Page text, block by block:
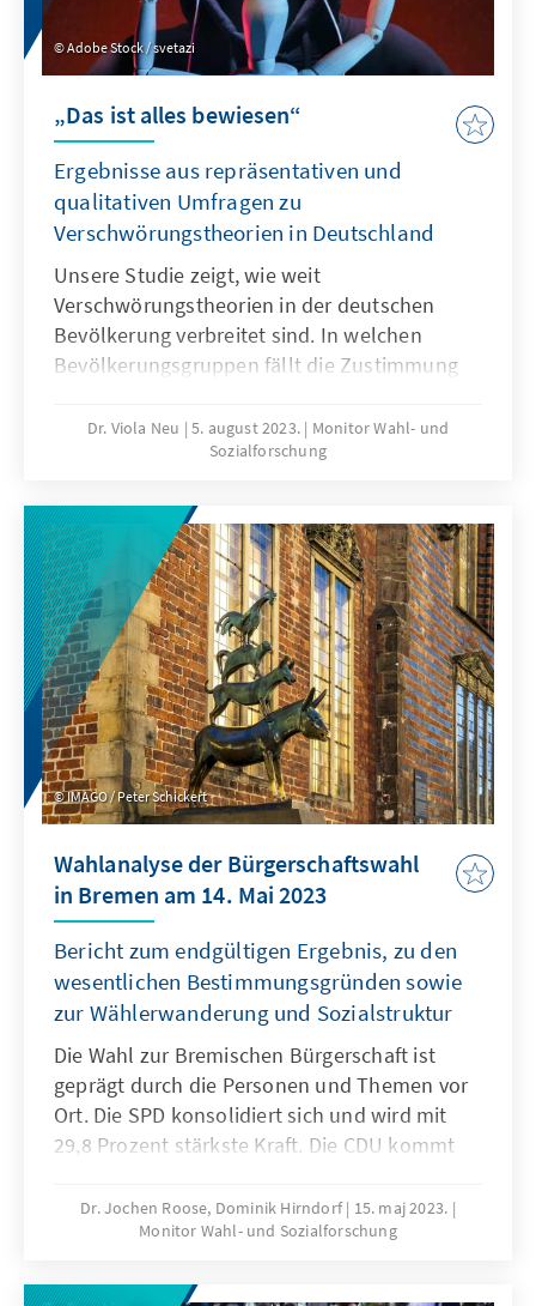
Adobe Stock / svetazi
„Das ist alles bewiesen“
Ergebnisse aus repräsentativen und
qualitativen Umfragen zu
Verschwörungstheorien in Deutschland
Unsere Studie zeigt, wie weit
Verschwörungstheorien in der deutschen
Bevölkerung verbreitet sind. In welchen
Bevölkerungsgruppen fällt die Zustimmung
sticht heraus? Welche Verschwörungstheorien
sind wie in den Köpfen der Menschen
sich durch die Corona-Pandemie verfestigt?
Was bedeutet es, wenn Menschen in die Welt
der Verschwörungstheorien abgetaucht sind?
Die Analyse repräsentativer Umfragedaten
und qualitativer Tiefeninterviews gibt
Aufschluss über diese Fragen.
Dr. Viola Neu 5. august 2023.
Monitor Wahl- und
Sozialforschung
IMAGO / Peter Schickert
Wahlanalyse der Bürgerschaftswahl
in Bremen am 14. Mai 2023
Bericht zum endgültigen Ergebnis, zu den
wesentlichen Bestimmungsgründen sowie
zur Wählerwanderung und Sozialstruktur
Die Wahl zur Bremischen Bürgerschaft ist
geprägt durch die Personen und Themen vor
Ort. Die SPD konsolidiert sich und wird mit
29,8 Prozent stärkste Kraft. Die CDU kommt
Ergebnis von 2019. Die Grünen verlieren
dagegen deutlich und erreichen 11,9 Prozent.
Vorwahlergebnisses mit 10,9 Prozent.
Dr. Jochen Roose, Dominik Hirndorf 15. maj 2023.
Monitor Wahl- und Sozialforschung